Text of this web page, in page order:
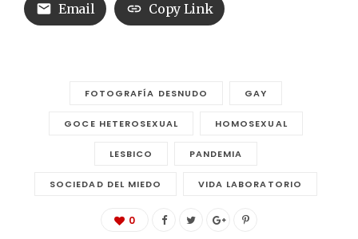
Email Copy Link
FOTOGRAFÍA DESNUDO GAY
GOCE HETEROSEXUAL HOMOSEXUAL
LESBICO PANDEMIA
SOCIEDAD DEL MIEDO VIDA LABORATORIO
0